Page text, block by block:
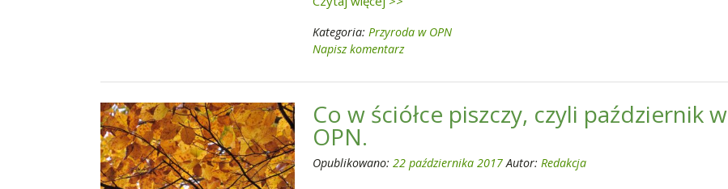
Kategoria: Przyroda w OPN
Napisz komentarz
Co w ściółce piszczy, czyli październik w
OPN.
Opublikowano: 22 października 2017Autor: Redakcja